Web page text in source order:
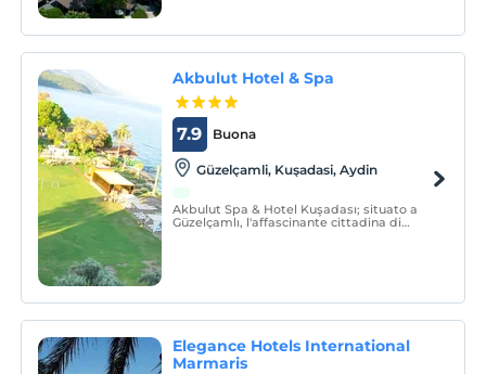
Akbulut Hotel & Spa
Buona
7.9
Güzelçamli, Kuşadasi, Aydin
Akbulut Spa & Hotel Kuşadası; situato a
Güzelçamlı, l'affascinante cittadina di
Elegance Hotels International
Marmaris